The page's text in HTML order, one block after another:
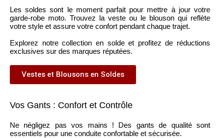
Les soldes sont le moment parfait pour mettre à jour votre
garde-robe moto. Trouvez la veste ou le blouson qui reflète
votre style et assure votre confort pendant chaque trajet.
Explorez notre collection en solde et profitez de réductions
exclusives sur des marques réputées.
Vestes et Blousons en Soldes
Vos Gants : Confort et Contrôle
Ne négligez pas vos mains ! Des gants de qualité sont
essentiels pour une conduite confortable et sécurisée.